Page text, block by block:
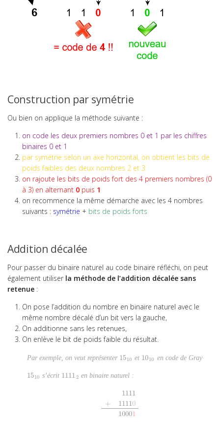
Construction par symétrie
Ou bien on applique la méthode suivante :
on code les deux premiers nombres 0 et 1 par les chiffres
binaires 0 et 1
par symétrie selon un axe horizontal, on obtient les bits de
poids faibles des deux nombres 2 et 3
on rajoute les bits de poids fort des 4 premiers nombres (0
à 3) en alternant 0 puis 1
on recommence la même démarche avec les 4 nombres
suivants : symétrie + bits de poids forts
Addition décalée
Pour passer du binaire naturel au code binaire réfléchi, on peut
également utiliser la méthode de l’addition décalée sans
retenue :
On pose l’addition du nombre en binaire naturel avec le
même nombre décalé d’un bit vers la gauche,
On additionne sans les retenues,
On enlève le bit de poids faible du résultat.
Par exemple, on veut représenter 1510
1510 et 1010
1010 en code de Gray
1510
1510 s’écrit 11112
11112 en binaire naturel :
1111
+
11110
10001
1111 111101000
MATLAB
OnShape
Mesurer
Microcontrôleurs
Modéliser
Électricité
Mécanique
Cinématique
Dynamique
Statique
Structures
Schéma cinématique
Non classé
Orientation
Projets
Accrosciences
Ballon
Quiz
Rédaction
Ressources
SysML
Tips